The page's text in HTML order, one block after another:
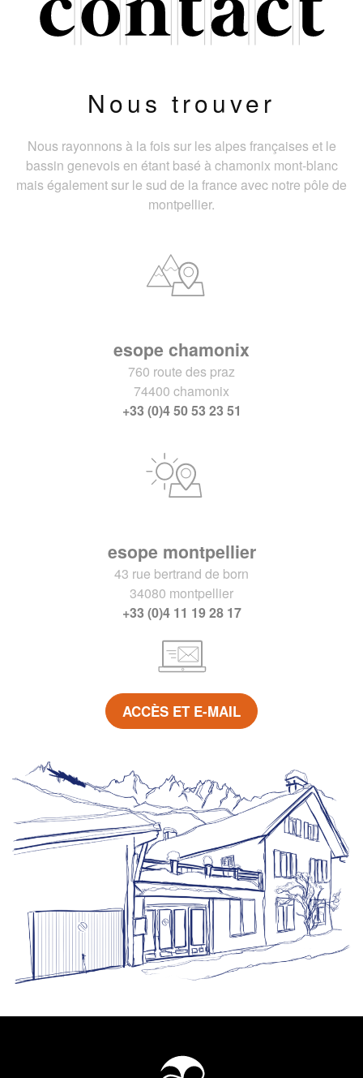
Nous trouver
Nous rayonnons à la fois sur les alpes françaises et le
bassin genevois en étant basé à chamonix mont-blanc
mais également sur le sud de la france avec notre pôle de
montpellier.
esope chamonix
760 route des praz
74400 chamonix
+33 (0)4 50 53 23 51
esope montpellier
43 rue bertrand de born
34080 montpellier
+33 (0)4 11 19 28 17
ACCÈS ET E-MAIL